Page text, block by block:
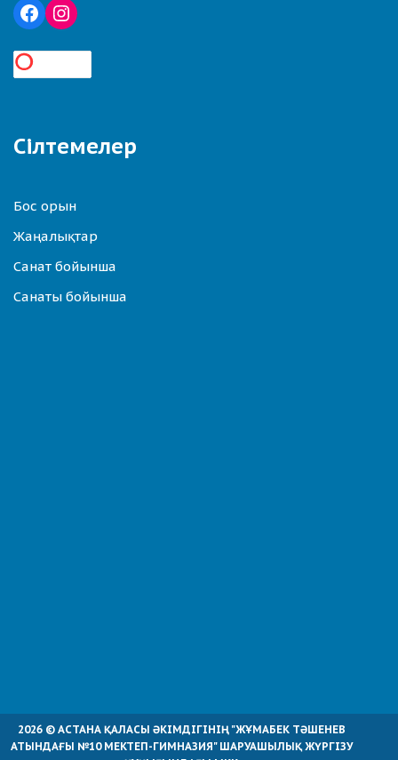
Сілтемелер
Бос орын
Жаңалықтар
Санат бойынша
Санаты бойынша
2026 © АСТАНА ҚАЛАСЫ ӘКІМДІГІНІҢ "ЖҰМАБЕК ТӘШЕНЕВ
АТЫНДАҒЫ №10 МЕКТЕП-ГИМНАЗИЯ" ШАРУАШЫЛЫҚ ЖҮРГІЗУ